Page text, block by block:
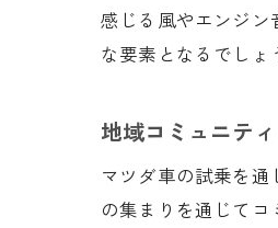
感じる風やエンジ
な要素となるでしょ
地域コミュニテ
マツダ車の試乗を
の集まりを通じて